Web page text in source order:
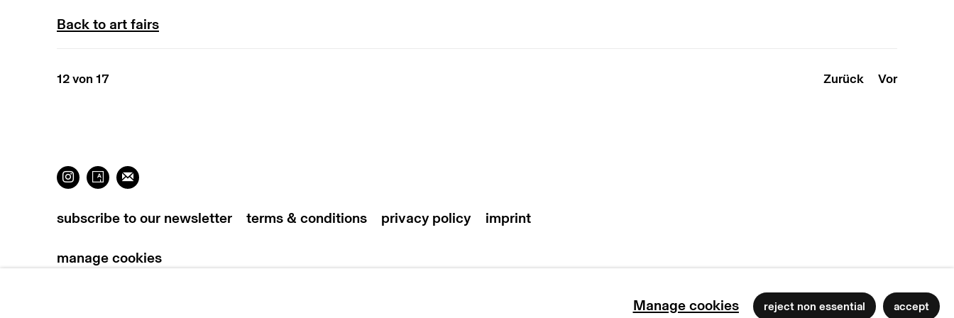
Back to art fairs
Zurück Vor
12 von 17
subscribe to our newsletter terms & conditions privacy policy imprint
manage cookies
Manage cookies
reject non essential accept